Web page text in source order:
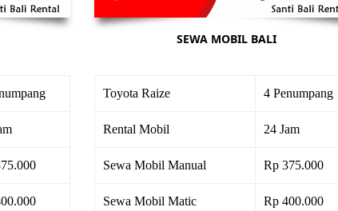
SEWA MOBIL BALI
Toyota Raize 4 Penumpang
Rental Mobil 24 Jam
Sewa Mobil Manual Rp 375.000
Sewa Mobil Matic Rp 400.000